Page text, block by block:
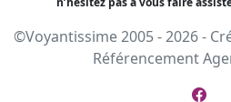
©Voyantissime 2005 - 2026 -
Référencement